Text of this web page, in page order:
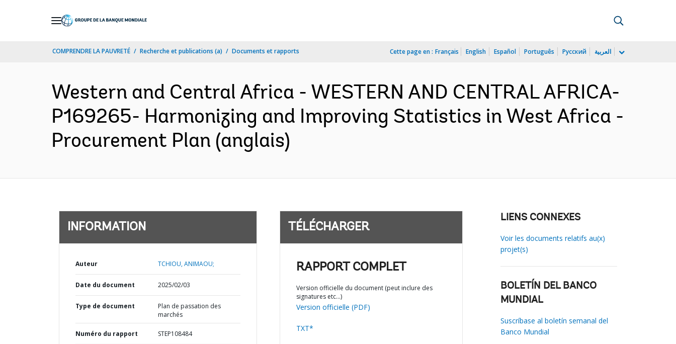
COMPRENDRE LA PAUVRETÉ Recherche et publications (a) Documents et rapports Cette page en : Français English Español Português Русский العربية
Western and Central Africa - WESTERN AND CENTRAL AFRICA-
P169265- Harmonizing and Improving Statistics in West Africa -
Procurement Plan (anglais)
INFORMATION
Auteur TCHIOU, ANIMAOU;
Date du document 2025/02/03
Type de document
Plan de passation des
marchés
Numéro du rapport STEP108484
TÉLÉCHARGER
RAPPORT COMPLET
Version officielle du document (peut inclure des
signatures etc…)
Version officielle (PDF)
TXT*
LIENS CONNEXES
Voir les documents relatifs au(x)
projet(s)
BOLETÍN DEL BANCO
MUNDIAL
Suscríbase al boletín semanal del
Banco Mundial